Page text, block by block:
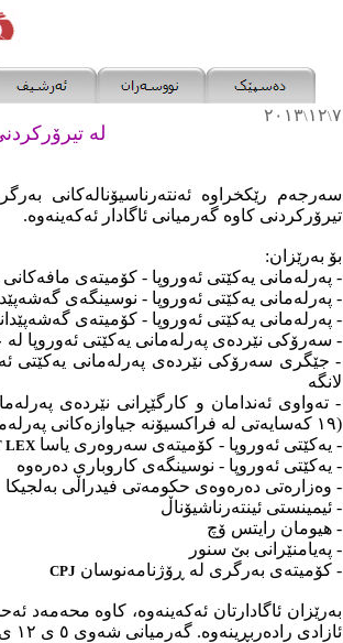
٧\١٢\٢٠١٣
له‌
سه‌رجه‌م رێکخراوه‌ ئه‌نته‌رناسیۆناله‌کانى
تیرۆرکردنى کاوه‌ گه‌رمیانى‌ ئاگادار ئه‌که‌ینه‌وه‌.
بۆ به‌رێزان:
- په‌رله‌مانى یه‌کێتى ئه‌وروپا - کۆمیته‌ى
- په‌رله‌مانى یه‌کێتى ئه‌وروپا - نوسینگه‌ى
- په‌رله‌مانى یه‌کێتى ئه‌وروپا - کۆمیته‌ى
- سه‌رۆکى نێرده‌ى په‌رله‌مانى یه‌کێتى ئه‌وروپا
- جێگرى سه‌رۆکى نێرده‌ى په‌رله‌مانى یه‌کێتى
لانگه‌
- ته‌واوى ئه‌ندامان و کارگێڕانى نێرده‌ى
(١٩ که‌سایه‌تى له‌ فراکسیۆنه‌ جیاوازه‌کانى په‌رله‌مان)
- یه‌کێتى ئه‌وروپا - کۆمیته‌ى سه‌روه‌رى یاساLEX
- یه‌کێتى ئه‌وروپا - نوسینگه‌ى کاروبارى ده‌ره‌وه‌
- وه‌زاره‌تى ده‌ره‌وه‌ى حکومه‌تى فیدراڵى به‌لجیکا
- ئیمینستى ئینته‌رناشیۆناڵ
- هیومان رایتس ۆچ
- په‌یامنێرانى بێ سنور
- کۆمیته‌ى بەرگری لە ڕۆژنامەنوسان CPJ
به‌رێزان ئاگادارتان ئه‌که‌ینه‌وه‌، کاوە محەمەد
ئازادی رادەربڕینەوە. گەرمیانی شەوی ٥ ی ١٢ ی ٢٠١٣ لە لایەن چەند تاوانبارێکەوە لەبەر چاوی دایکی کوژرا.